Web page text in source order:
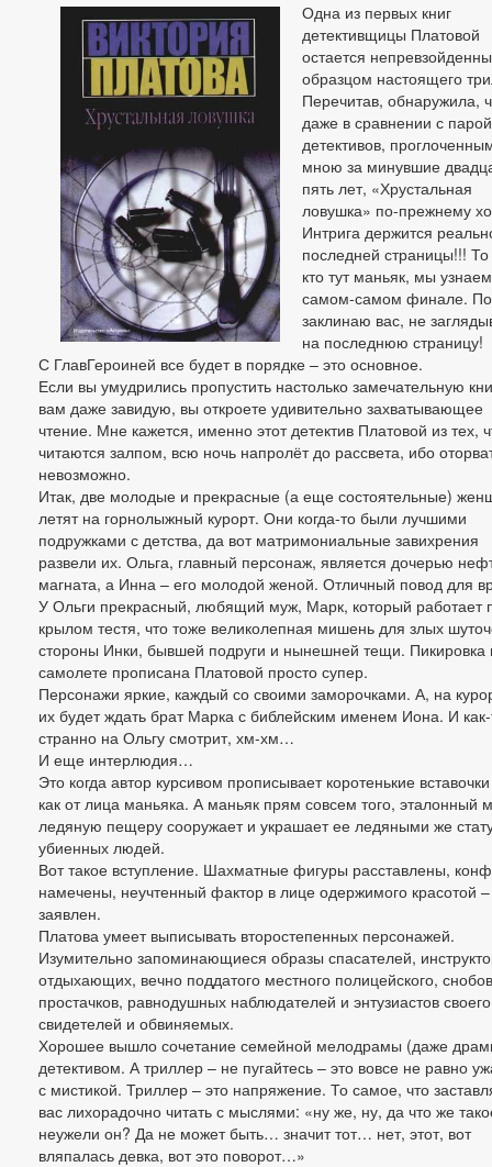
Одна из первых книг
детективщицы Платовой
остается
образцом настоящего
Перечитав, обнаружила,
даже в сравнении с
детективов,
мною за минувшие
пять лет, «Хрустальная
ловушка» по-прежнему
Интрига держится
последней страницы!!! То
кто тут маньяк, мы
самом-самом финале.
заклинаю вас, не
на последнюю страницу!
С ГлавГероиней все будет в порядке – это основное.
Если вы умудрились пропустить настолько замечательную
вам даже завидую, вы откроете удивительно захватывающее
чтение. Мне кажется, именно этот детектив Платовой из тех,
читаются залпом, всю ночь напролёт до рассвета, ибо
невозможно.
Итак, две молодые и прекрасные (а еще состоятельные)
летят на горнолыжный курорт. Они когда-то были лучшими
подружками с детства, да вот матримониальные завихрения
развели их. Ольга, главный персонаж, является дочерью
магната, а Инна – его молодой женой. Отличный повод для
У Ольги прекрасный, любящий муж, Марк, который работает
крылом тестя, что тоже великолепная мишень для злых
стороны Инки, бывшей подруги и нынешней тещи. Пикировка
самолете прописана Платовой просто супер.
Персонажи яркие, каждый со своими заморочками. А, на
их будет ждать брат Марка с библейским именем Иона. И
странно на Ольгу смотрит, хм-хм…
И еще интерлюдия…
Это когда автор курсивом прописывает коротенькие
как от лица маньяка. А маньяк прям совсем того, эталонный
ледяную пещеру сооружает и украшает ее ледяными же
убиенных людей.
Вот такое вступление. Шахматные фигуры расставлены,
намечены, неучтенный фактор в лице одержимого красотой –
заявлен.
Платова умеет выписывать второстепенных персонажей.
Изумительно запоминающиеся образы спасателей,
отдыхающих, вечно поддатого местного полицейского,
простачков, равнодушных наблюдателей и энтузиастов
свидетелей и обвиняемых.
Хорошее вышло сочетание семейной мелодрамы (даже
детективом. А триллер – не пугайтесь – это вовсе не равно
с мистикой. Триллер – это напряжение. То самое, что
вас лихорадочно читать с мыслями: «ну же, ну, да что же
неужели он? Да не может быть… значит тот… нет, этот, вот
вляпалась девка, вот это поворот…»